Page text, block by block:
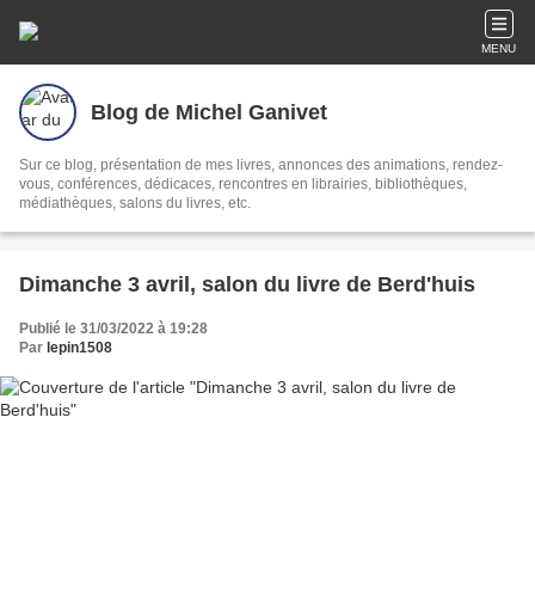
MENU
Blog de Michel Ganivet
Sur ce blog, présentation de mes livres, annonces des animations, rendez-
vous, conférences, dédicaces, rencontres en librairies, bibliothèques,
médiathèques, salons du livres, etc.
Dimanche 3 avril, salon du livre de Berd'huis
Publié le 31/03/2022 à 19:28
Par lepin1508